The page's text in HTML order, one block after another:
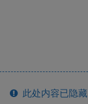
此处内容已隐